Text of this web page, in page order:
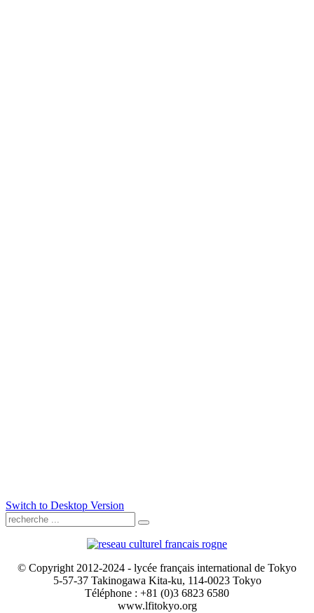
Switch to Desktop Version
© Copyright 2012-2024 - lycée français international de Tokyo
5-57-37 Takinogawa Kita-ku, 114-0023 Tokyo
Téléphone : +81 (0)3 6823 6580
www.lfitokyo.org